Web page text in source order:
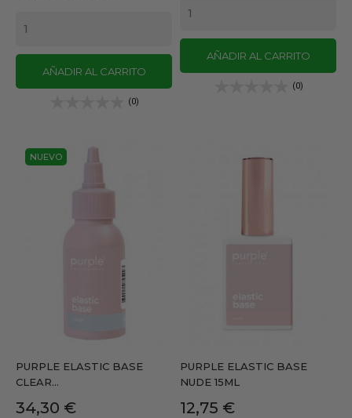
AÑADIR AL CARRITO
(0)
AÑADIR AL CARRITO
(0)
PURPLE ELASTIC BASE
CLEAR...
Precio
34,30 €
NUEVO
PURPLE ELASTIC BASE
NUDE 15ML
Precio
12,75 €